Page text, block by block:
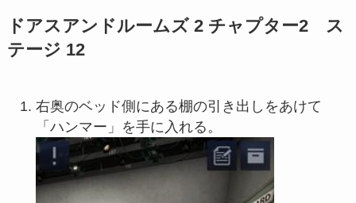
ドアスアンドルームズ 2 チャプター2 ス
テージ 12
右奥のベッド側にある棚の引き出しをあけて
「ハンマー」を手に入れる。